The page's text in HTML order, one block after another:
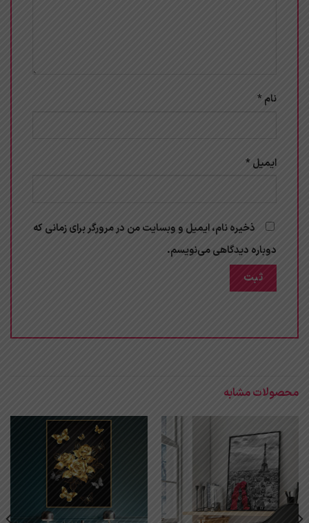
نام*
ایمیل*
ذخیره نام، ایمیل و وبسایت من در مرورگر برای زمانی که
دوباره دیدگاهی می‌نویسم.
محصولات مشابه